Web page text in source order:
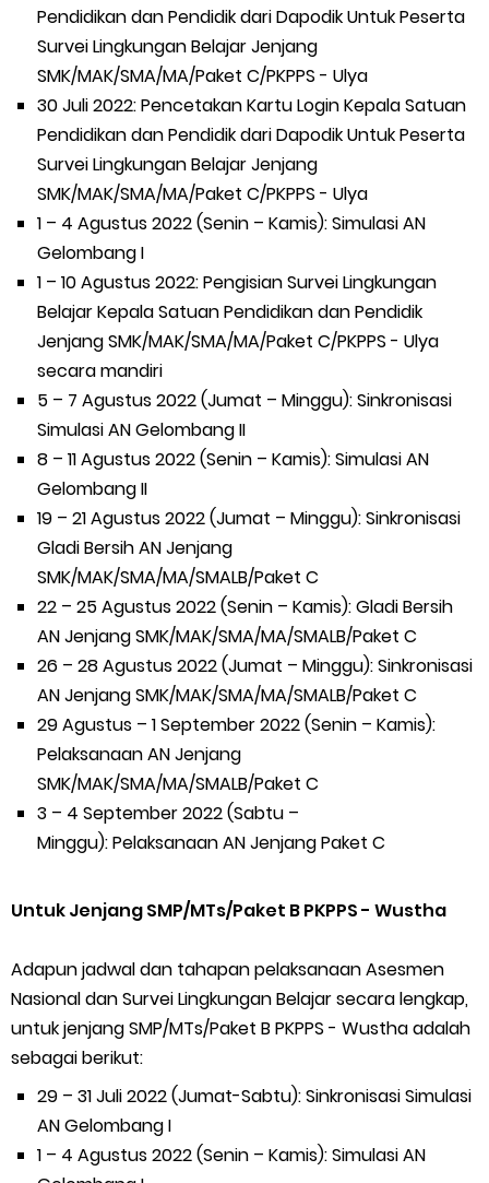
Pendidikan dan Pendidik dari Dapodik Untuk Peserta
Survei Lingkungan Belajar Jenjang
SMK/MAK/SMA/MA/Paket C/PKPPS - Ulya
30 Juli 2022: Pencetakan Kartu Login Kepala Satuan
Pendidikan dan Pendidik dari Dapodik Untuk Peserta
Survei Lingkungan Belajar Jenjang
SMK/MAK/SMA/MA/Paket C/PKPPS - Ulya
1 – 4 Agustus 2022 (Senin – Kamis): Simulasi AN
Gelombang I
1 – 10 Agustus 2022: Pengisian Survei Lingkungan
Belajar Kepala Satuan Pendidikan dan Pendidik
Jenjang SMK/MAK/SMA/MA/Paket C/PKPPS - Ulya
secara mandiri
5 – 7 Agustus 2022 (Jumat – Minggu): Sinkronisasi
Simulasi AN Gelombang II
8 – 11 Agustus 2022 (Senin – Kamis): Simulasi AN
Gelombang II
19 – 21 Agustus 2022 (Jumat – Minggu): Sinkronisasi
Gladi Bersih AN Jenjang
SMK/MAK/SMA/MA/SMALB/Paket C
22 – 25 Agustus 2022 (Senin – Kamis): Gladi Bersih
AN Jenjang SMK/MAK/SMA/MA/SMALB/Paket C
26 – 28 Agustus 2022 (Jumat – Minggu): Sinkronisasi
AN Jenjang SMK/MAK/SMA/MA/SMALB/Paket C
29 Agustus – 1 September 2022 (Senin – Kamis):
Pelaksanaan AN Jenjang
SMK/MAK/SMA/MA/SMALB/Paket C
3 – 4 September 2022 (Sabtu –
Minggu): Pelaksanaan AN Jenjang Paket C
Untuk Jenjang SMP/MTs/Paket B PKPPS - Wustha
Adapun jadwal dan tahapan pelaksanaan Asesmen
Nasional dan Survei Lingkungan Belajar secara lengkap,
untuk jenjang SMP/MTs/Paket B PKPPS - Wustha adalah
sebagai berikut:
29 – 31 Juli 2022 (Jumat-Sabtu): Sinkronisasi Simulasi
AN Gelombang I
1 – 4 Agustus 2022 (Senin – Kamis): Simulasi AN